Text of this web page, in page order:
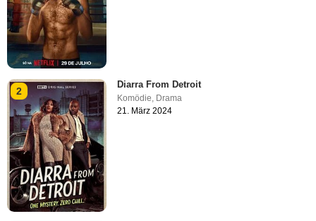
2
Diarra From Detroit
Komödie Drama
21. März 2024